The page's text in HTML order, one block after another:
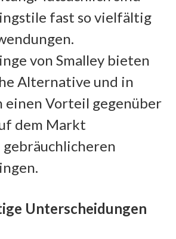
fast so vielfältig
von Smalley bieten
Alternative und in
einen Vorteil gegenüber
dem Markt
Unterscheidungen